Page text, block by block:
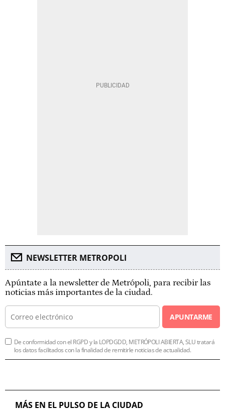
NEWSLETTER METROPOLI
Apúntate a la newsletter de Metrópoli, para recibir las
noticias más importantes de la ciudad.
APUNTARME
De conformidad con el RGPD y la LOPDGDD, METRÓPOLI ABIERTA, SLU tratará
los datos facilitados con la finalidad de remitirle noticias de actualidad.
MÁS EN EL PULSO DE LA CIUDAD